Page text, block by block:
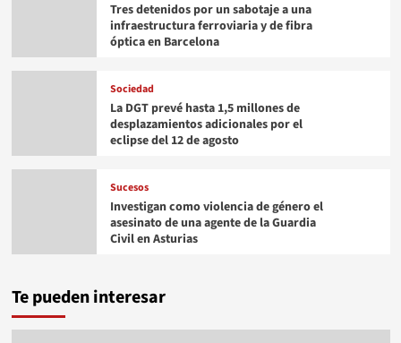
Tres detenidos por un sabotaje a una
infraestructura ferroviaria y de fibra
óptica en Barcelona
Sociedad
La DGT prevé hasta 1,5 millones de
desplazamientos adicionales por el
eclipse del 12 de agosto
Sucesos
Investigan como violencia de género el
asesinato de una agente de la Guardia
Civil en Asturias
Te pueden interesar